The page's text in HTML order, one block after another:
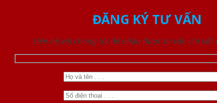
ĐĂNG KÝ TƯ VẤN
Liên hệ với chúng tôi để nhận được tư vấn chi tiết